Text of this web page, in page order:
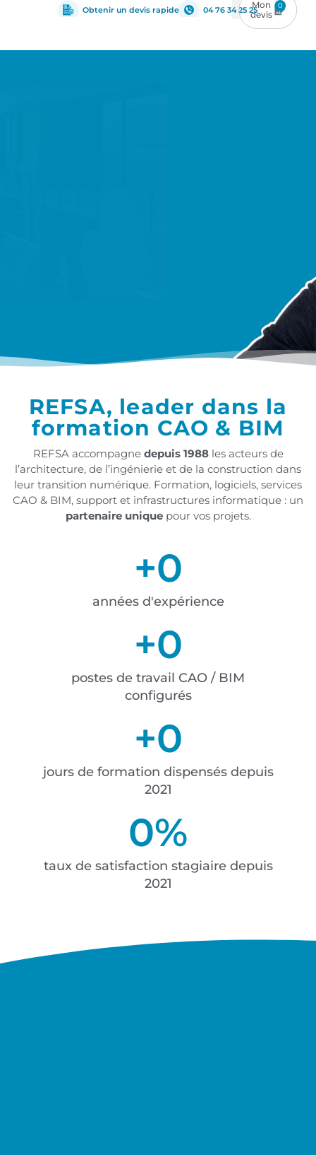
Obtenir un devis rapide 04 76 34 25 25 0
production : le retour
d'expérience de deux
agences
Souvent perçu comme un simple
outil de conception, SketchUp est
aujourd'hui utilisé jusqu'à la
deux agences l'ont intégré à leur
Visionner le témoignage
REFSA, leader dans la
formation CAO & BIM
REFSA accompagne depuis 1988les acteurs de
l’architecture, de l’ingénierie et de la construction dans
leur transition numérique. Formation, logiciels, services
CAO & BIM, support et infrastructures informatique : un
partenaire uniquepour vos projets.
années d'expérience
+0
postes de travail CAO / BIM
configurés
+0
jours de formation dispensés depuis
2021
+0
taux de satisfaction stagiaire depuis
2021
0%